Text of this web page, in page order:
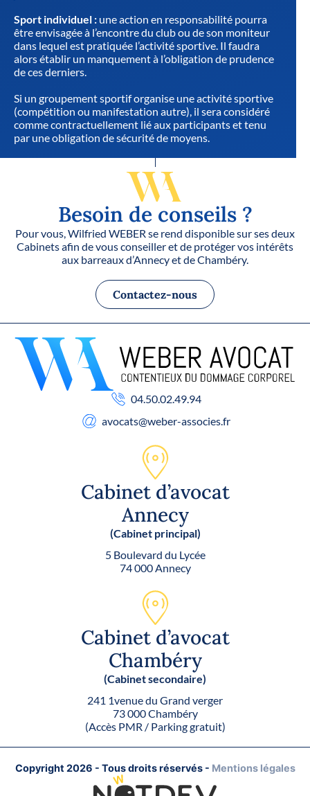
Sport individuel : une action en responsabilité pourra
être envisagée à l’encontre du club ou de son moniteur
dans lequel est pratiquée l’activité sportive. Il faudra
alors établir un manquement à l’obligation de prudence
de ces derniers.
Si un groupement sportif organise une activité sportive
(compétition ou manifestation autre), il sera considéré
comme contractuellement lié aux participants et tenu
par une obligation de sécurité de moyens.
Besoin de conseils ?
Pour vous, Wilfried WEBER se rend disponible sur ses deux
Cabinets afin de vous conseiller et de protéger vos intérêts
aux barreaux d’Annecy et de Chambéry.
Contactez-nous
04.50.02.49.94
avocats@weber-associes.fr
Cabinet d’avocat
Annecy
(Cabinet principal)
5 Boulevard du Lycée
74 000 Annecy
Cabinet d’avocat
Chambéry
(Cabinet secondaire)
241 1venue du Grand verger
73 000 Chambéry
(Accès PMR / Parking gratuit)
Copyright 2026 - Tous droits réservés - Mentions légales